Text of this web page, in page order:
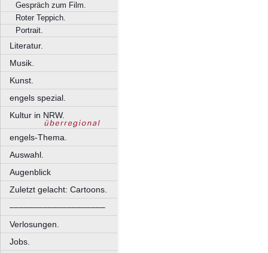
Gespräch zum Film.
Roter Teppich.
Portrait.
Literatur.
Musik.
Kunst.
engels spezial.
Kultur in NRW.
engels-Thema.
Auswahl.
Augenblick
Zuletzt gelacht: Cartoons.
––––––––––––––––––––
Verlosungen.
Jobs.